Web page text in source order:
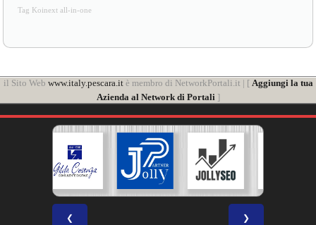
Tag Koinext all-in-one
il Sito Web www.italy.pescara.itè membro di NetworkPortali.it | [ Aggiungi la tua
Azienda al Network di Portali]
❮ ❯